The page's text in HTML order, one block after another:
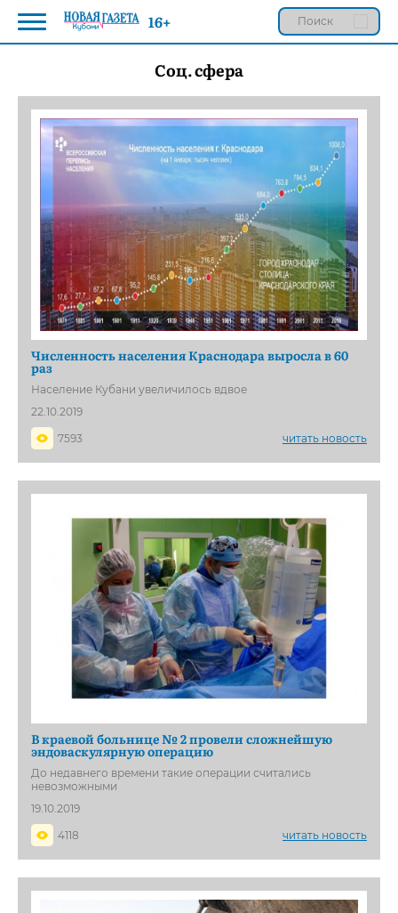
Соц. сфера
Численность населения Краснодара выросла в 60
раз
Население Кубани увеличилось вдвое
22.10.2019
7593
читать новость
В краевой больнице № 2 провели сложнейшую
эндоваскулярную операцию
До недавнего времени такие операции считались
невозможными
19.10.2019
4118
читать новость
16+